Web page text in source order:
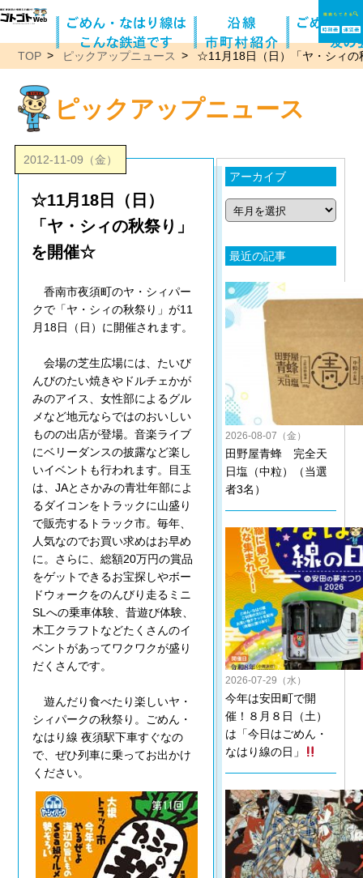
TOP ピックアップニュース ☆11月18日（日）「ヤ・シィ
ピックアップニュース
2012-11-09（金）
☆11月18日（日）
「ヤ・シィの秋祭り」
を開催☆
香南市夜須町のヤ・シィパー
クで「ヤ・シィの秋祭り」が11
月18日（日）に開催されます。
会場の芝生広場には、たいび
んびのたい焼きやドルチェかが
みのアイス、女性部によるグル
メなど地元ならではのおいしい
ものの出店が登場。音楽ライブ
にベリーダンスの披露など楽し
いイベントも行われます。目玉
は、JAとさかみの青壮年部によ
るダイコンをトラックに山盛り
で販売するトラック市。毎年、
人気なのでお買い求めはお早め
に。さらに、総額20万円の賞品
をゲットできるお宝探しやボー
ドウォークをのんびり走るミニ
SLへの乗車体験、昔遊び体験、
木工クラフトなどたくさんのイ
ベントがあってワクワクが盛り
だくさんです。
遊んだり食べたり楽しいヤ・
シィパークの秋祭り。ごめん・
なはり線 夜須駅下車すぐなの
で、ぜひ列車に乗ってお出かけ
ください。
アーカイブ
最近の記事
2026-08-07（金）
田野屋青蜂 完全天
日塩（中粒）（当選
者3名）
2026-07-29（水）
今年は安田町で開
催！８月８日（土）
は「今日はごめん・
なはり線の日」